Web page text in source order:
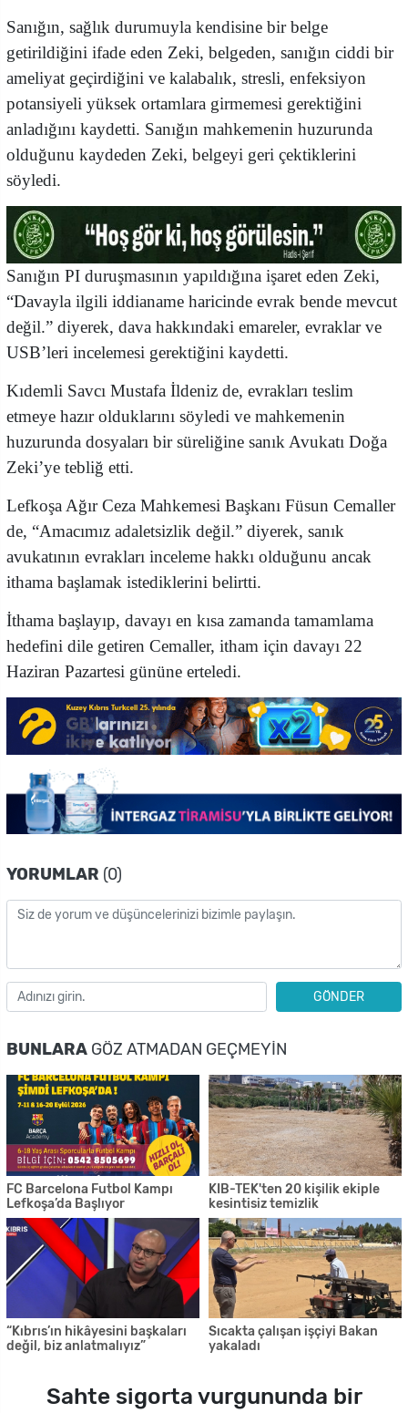
Sanığın, sağlık durumuyla kendisine bir belge
getirildiğini ifade eden Zeki, belgeden, sanığın ciddi bir
ameliyat geçirdiğini ve kalabalık, stresli, enfeksiyon
potansiyeli yüksek ortamlara girmemesi gerektiğini
anladığını kaydetti. Sanığın mahkemenin huzurunda
olduğunu kaydeden Zeki, belgeyi geri çektiklerini
söyledi.
Sanığın PI duruşmasının yapıldığına işaret eden Zeki,
“Davayla ilgili iddianame haricinde evrak bende mevcut
değil.” diyerek, dava hakkındaki emareler, evraklar ve
USB’leri incelemesi gerektiğini kaydetti.
Kıdemli Savcı Mustafa İldeniz de, evrakları teslim
etmeye hazır olduklarını söyledi ve mahkemenin
huzurunda dosyaları bir süreliğine sanık Avukatı Doğa
Zeki’ye tebliğ etti.
Lefkoşa Ağır Ceza Mahkemesi Başkanı Füsun Cemaller
de, “Amacımız adaletsizlik değil.” diyerek, sanık
avukatının evrakları inceleme hakkı olduğunu ancak
ithama başlamak istediklerini belirtti.
İthama başlayıp, davayı en kısa zamanda tamamlama
hedefini dile getiren Cemaller, itham için davayı 22
Haziran Pazartesi gününe erteledi.
YORUMLAR (0)
GÖNDER
BUNLARA GÖZ ATMADAN GEÇMEYIN
FC Barcelona Futbol Kampı
Lefkoşa’da Başlıyor
KIB-TEK'ten 20 kişilik ekiple
kesintisiz temizlik
“Kıbrıs’ın hikâyesini başkaları
değil, biz anlatmalıyız”
Sıcakta çalışan işçiyi Bakan
yakaladı
Sahte sigorta vurgununda bir